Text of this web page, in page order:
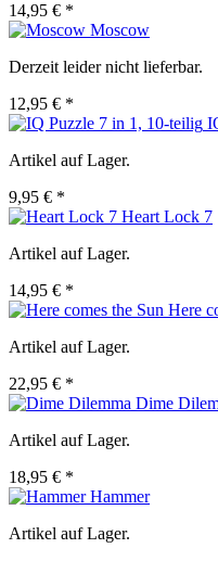
14,95 € *
Moscow
Derzeit leider nicht lieferbar.
12,95 € *
Artikel auf Lager.
9,95 € *
Heart Lock 7
Artikel auf Lager.
14,95 € *
Here
Artikel auf Lager.
22,95 € *
Dime
Artikel auf Lager.
18,95 € *
Hammer
Artikel auf Lager.